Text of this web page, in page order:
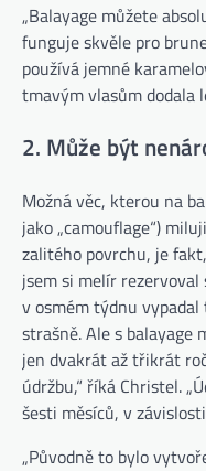
„Balayage můžete
funguje skvěle pro
používá jemné
tmavým vlasům dodala
2. Může být
Možná věc, kterou na
jako „camouflage“)
zalitého povrchu, je
jsem si melír
v osmém týdnu
strašně. Ale s balayage
jen dvakrát až třikrát
údržbu,“ říká Christel.
šesti měsíců, v závislosti
„Původně to bylo